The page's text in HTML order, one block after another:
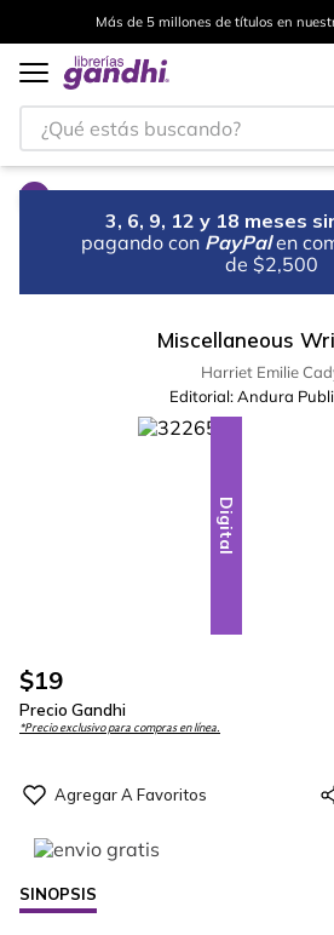
Más de 5 millones de títulos en
¿Qué estás buscando?
3, 6, 9, 12 y 18 meses
pagando con PayPal en
de $2,500
Miscellaneous
Harriet Emilie
Editorial: Andura
Digital
$19
Precio Gandhi
*Precio exclusivo para compras en línea.
SINOPSIS